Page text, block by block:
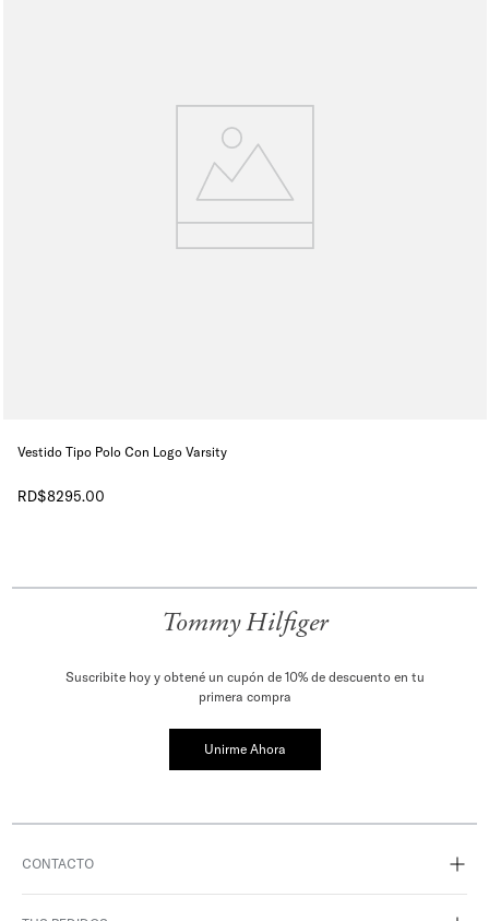
Vestido Tipo Polo Con Logo Varsity
RD$8295.00
Tommy Hilfiger
Suscribite hoy y obtené un cupón de 10% de descuento en tu
primera compra
Unirme Ahora
CONTACTO